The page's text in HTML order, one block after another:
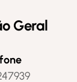
Geral